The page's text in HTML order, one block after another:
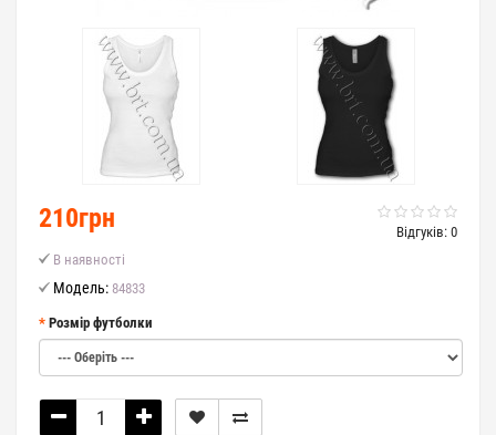
Відгуків: 0
210грн
В наявності
Модель: 84833
Розмір футболки